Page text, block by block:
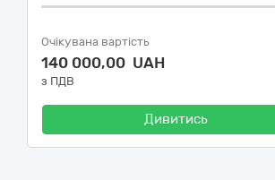
Очікувана вартість
140 000,00 UAH
з ПДВ
Дивитись